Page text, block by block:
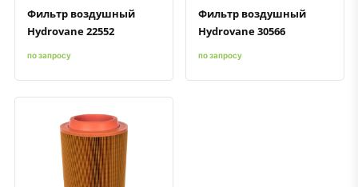
Фильтр воздушный
Hydrovane 22552
по запросу
Фильтр воздушный
Hydrovane 30566
по запросу